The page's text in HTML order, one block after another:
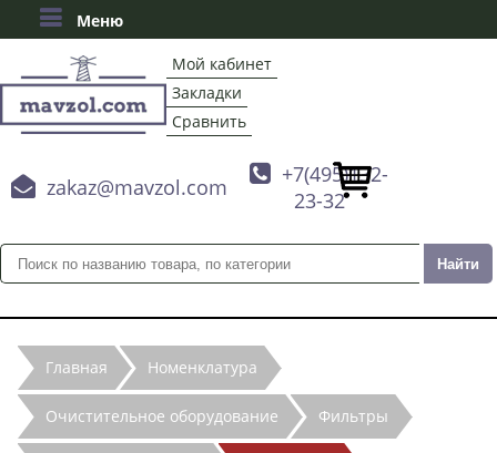
Меню
Мой кабинет
Закладки
Сравнить
 zakaz@mavzol.com
 +7(495)132-
23-32
Главная Номенклатура
Очистительное оборудование Фильтры